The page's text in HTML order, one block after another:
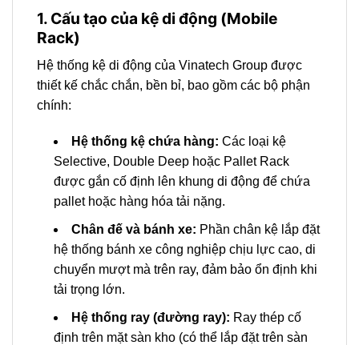
1. Cấu tạo của kệ di động (Mobile
Rack)
Hệ thống kệ di động của Vinatech Group được
thiết kế chắc chắn, bền bỉ, bao gồm các bộ phận
chính:
Hệ thống kệ chứa hàng: Các loại kệ
Selective, Double Deep hoặc Pallet Rack
được gắn cố định lên khung di động để chứa
pallet hoặc hàng hóa tải nặng.
Chân đế và bánh xe: Phần chân kệ lắp đặt
hệ thống bánh xe công nghiệp chịu lực cao, di
chuyển mượt mà trên ray, đảm bảo ổn định khi
tải trọng lớn.
Hệ thống ray (đường ray): Ray thép cố
định trên mặt sàn kho (có thể lắp đặt trên sàn